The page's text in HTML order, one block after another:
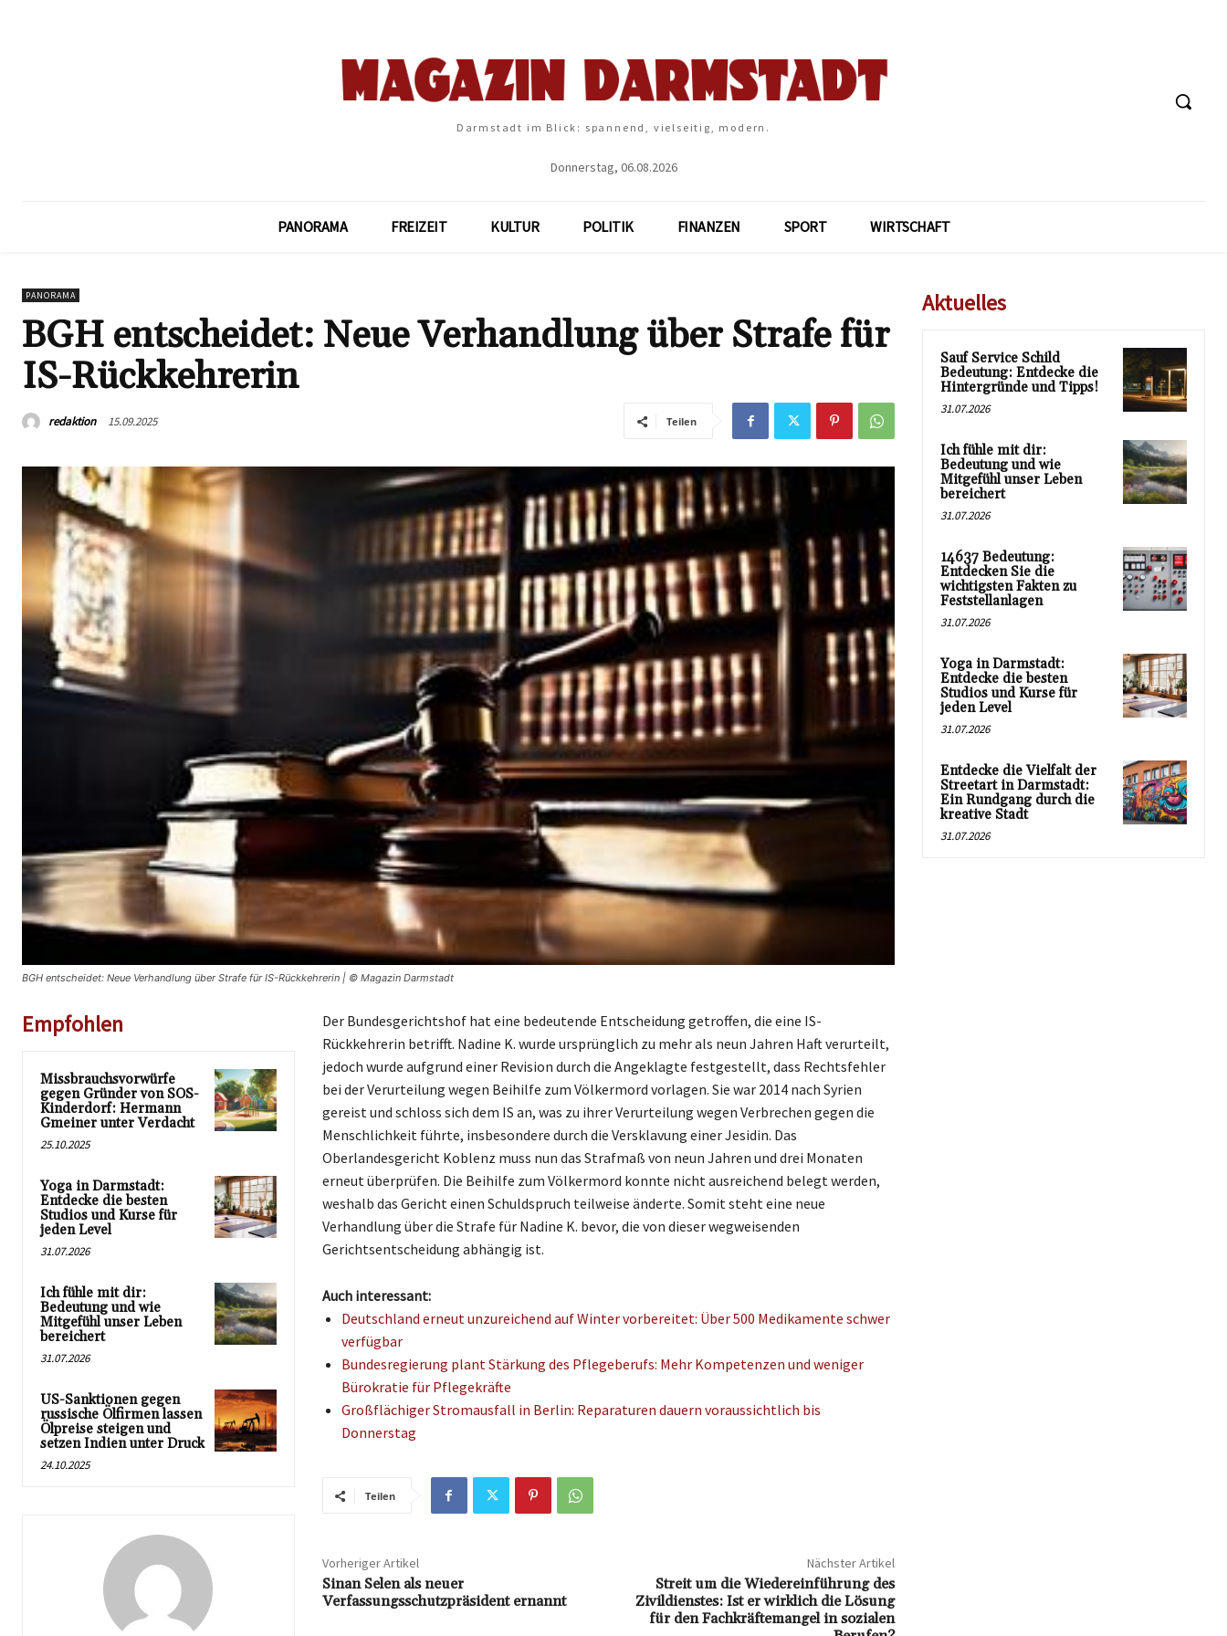
Darmstadt im Blick: spannend, vielseitig, modern.
Donnerstag, 06.08.2026
PANORAMA FREIZEIT KULTUR POLITIK FINANZEN SPORT WIRTSCHAFT
PANORAMA
BGH entscheidet: Neue Verhandlung über Strafe für
IS-Rückkehrerin
redaktion 15.09.2025 Teilen
BGH entscheidet: Neue Verhandlung über Strafe für IS-Rückkehrerin | © Magazin Darmstadt
Empfohlen
Missbrauchsvorwürfe
gegen Gründer von SOS-
Kinderdorf: Hermann
Gmeiner unter Verdacht
25.10.2025
Yoga in Darmstadt:
Entdecke die besten
Studios und Kurse für
jeden Level
31.07.2026
Ich fühle mit dir:
Bedeutung und wie
Mitgefühl unser Leben
bereichert
31.07.2026
US-Sanktionen gegen
russische Ölfirmen lassen
Ölpreise steigen und
setzen Indien unter Druck
24.10.2025
Der Bundesgerichtshof hat eine bedeutende Entscheidung getroffen, die eine IS-
Rückkehrerin betrifft. Nadine K. wurde ursprünglich zu mehr als neun Jahren Haft verurteilt,
jedoch wurde aufgrund einer Revision durch die Angeklagte festgestellt, dass Rechtsfehler
bei der Verurteilung wegen Beihilfe zum Völkermord vorlagen. Sie war 2014 nach Syrien
gereist und schloss sich dem IS an, was zu ihrer Verurteilung wegen Verbrechen gegen die
Menschlichkeit führte, insbesondere durch die Versklavung einer Jesidin. Das
Oberlandesgericht Koblenz muss nun das Strafmaß von neun Jahren und drei Monaten
erneut überprüfen. Die Beihilfe zum Völkermord konnte nicht ausreichend belegt werden,
weshalb das Gericht einen Schuldspruch teilweise änderte. Somit steht eine neue
Verhandlung über die Strafe für Nadine K. bevor, die von dieser wegweisenden
Gerichtsentscheidung abhängig ist.
Auch interessant:
Deutschland erneut unzureichend auf Winter vorbereitet: Über 500 Medikamente schwer
verfügbar
Bundesregierung plant Stärkung des Pflegeberufs: Mehr Kompetenzen und weniger
Bürokratie für Pflegekräfte
Großflächiger Stromausfall in Berlin: Reparaturen dauern voraussichtlich bis
Donnerstag
Teilen
Vorheriger Artikel
Sinan Selen als neuer
Verfassungsschutzpräsident ernannt
Nächster Artikel
Streit um die Wiedereinführung des
Zivildienstes: Ist er wirklich die Lösung
für den Fachkräftemangel in sozialen
Aktuelles
Sauf Service Schild
Bedeutung: Entdecke die
Hintergründe und Tipps!
31.07.2026
Ich fühle mit dir:
Bedeutung und wie
Mitgefühl unser Leben
bereichert
31.07.2026
14637 Bedeutung:
Entdecken Sie die
wichtigsten Fakten zu
Feststellanlagen
31.07.2026
Yoga in Darmstadt:
Entdecke die besten
Studios und Kurse für
jeden Level
31.07.2026
Entdecke die Vielfalt der
Streetart in Darmstadt:
Ein Rundgang durch die
kreative Stadt
31.07.2026